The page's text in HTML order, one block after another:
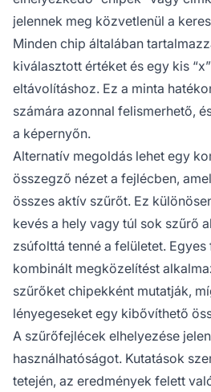
jelennek meg közvetlenül a
Minden chip általában
kiválasztott értéket és egy kis
eltávolításhoz. Ez a minta
számára azonnal felismerhető,
a képernyőn.
Alternatív megoldás lehet egy
összegző nézet a fejlécben,
összes aktív szűrőt. Ez
kevés a hely vagy túl sok szűrő
zsúfolttá tenné a felületet.
kombinált megközelítést
szűrőket chipekként mutatják,
lényegeseket egy kibővíthető
A szűrőfejlécek elhelyezése
használhatóságot. Kutatások
tetején, az eredmények felett